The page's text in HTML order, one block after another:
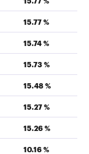
15.77 %
15.74 %
15.73 %
15.48 %
15.27 %
15.26 %
10.16 %